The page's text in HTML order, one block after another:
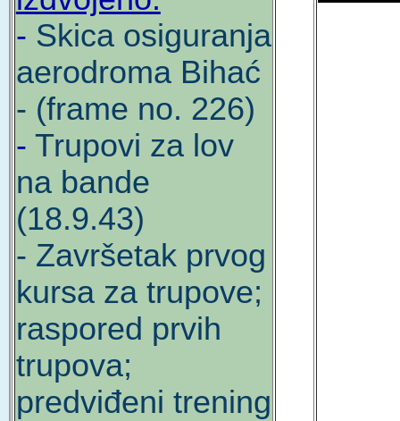
- Skica osiguranja
aerodroma Bihać
- (frame no. 226)
- Trupovi za lov
na bande
(18.9.43)
- Završetak prvog
kursa za trupove;
raspored prvih
trupova;
predviđeni trening